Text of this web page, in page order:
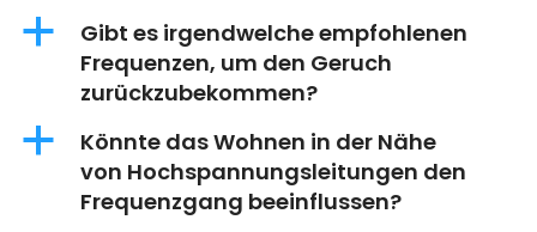
a
Gibt es irgendwelche empfohlenen
Frequenzen, um den Geruch
zurückzubekommen?
a
Könnte das Wohnen in der Nähe
von Hochspannungsleitungen den
Frequenzgang beeinflussen?